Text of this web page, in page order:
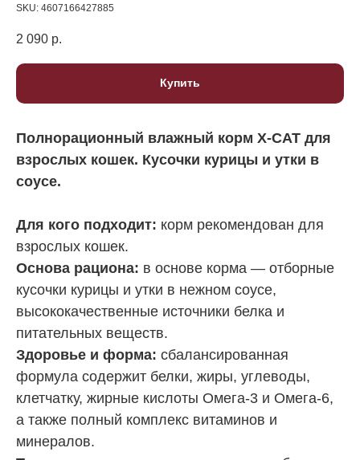
SKU: 4607166427885
2 090 р.
Купить
Полнорационный влажный корм X-CAT для
взрослых кошек. Кусочки курицы и утки в
соусе.
Для кого подходит: корм рекомендован для
взрослых кошек.
Основа рациона: в основе корма — отборные
кусочки курицы и утки в нежном соусе,
высококачественные источники белка и
питательных веществ.
Здоровье и форма: сбалансированная
формула содержит белки, жиры, углеводы,
клетчатку, жирные кислоты Омега-3 и Омега-6,
а также полный комплекс витаминов и
минералов.